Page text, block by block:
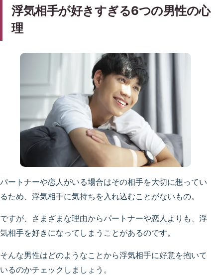
浮気相手が好きすぎる6つの男性の心
理
パートナーや恋人がいる場合はその相手を大切に想ってい
るため、浮気相手に気持ちを入れ込むことがないもの。
ですが、さまざまな理由からパートナーや恋人よりも、浮
気相手を好きになってしまうことがあるのです。
そんな男性はどのようなことから浮気相手に好意を抱いて
いるのかチェックしましょう。